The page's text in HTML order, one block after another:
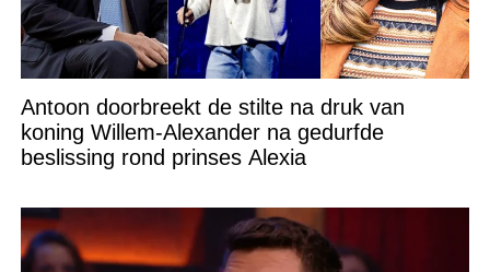
Antoon doorbreekt de stilte na druk van
koning Willem-Alexander na gedurfde
beslissing rond prinses Alexia